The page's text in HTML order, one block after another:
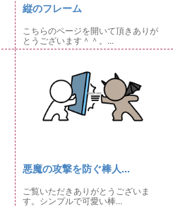
縦のフレーム
こちらのページを開いて頂きありが
とうございます＾＾。...
悪魔の攻撃を防ぐ棒人...
ご覧いただきありがとうございま
す。シンプルで可愛い棒...